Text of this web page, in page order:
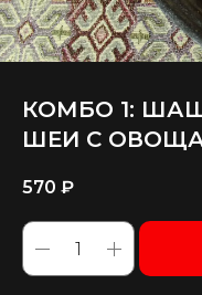
КОМБО 1:
ШЕИ С
570 ₽